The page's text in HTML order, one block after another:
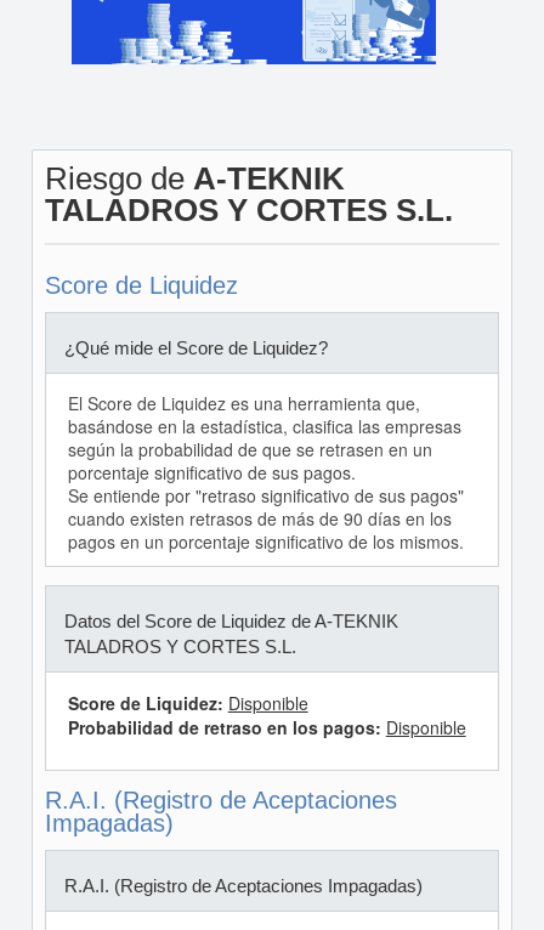
Riesgo de A-TEKNIK
TALADROS Y CORTES S.L.
Score de Liquidez
¿Qué mide el Score de Liquidez?
El Score de Liquidez es una herramienta que,
basándose en la estadística, clasifica las empresas
según la probabilidad de que se retrasen en un
porcentaje significativo de sus pagos.
Se entiende por "retraso significativo de sus pagos"
cuando existen retrasos de más de 90 días en los
pagos en un porcentaje significativo de los mismos.
Datos del Score de Liquidez de A-TEKNIK
TALADROS Y CORTES S.L.
Score de Liquidez: Disponible
Probabilidad de retraso en los pagos: Disponible
R.A.I. (Registro de Aceptaciones
Impagadas)
R.A.I. (Registro de Aceptaciones Impagadas)